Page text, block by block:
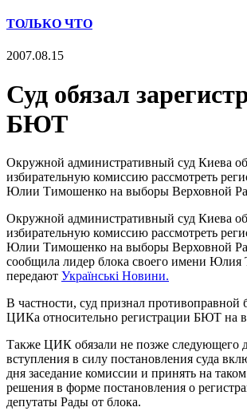
ТОЛЬКО ЧТО
2007.08.15
Суд обязал
БЮТ
Окружной административный суд Киева
избирательную комиссию рассмотреть
Юлии Тимошенко на выборы Верховной
Окружной административный суд Киева
избирательную комиссию рассмотреть
Юлии Тимошенко на выборы Верховной
сообщила лидер блока своего имени
передают Українські Новини.
В частности, суд признал противоправной
ЦИКа относительно регистрации БЮТ на
Также ЦИК обязали не позже следующего
вступления в силу постановления суда
дня заседание комиссии и принять на
решения в форме постановления о
депутаты Рады от блока.